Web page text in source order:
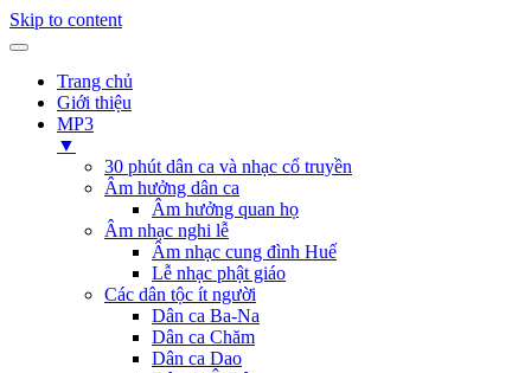
Skip to content
Trang chủ
Giới thiệu
MP3
▼
30 phút dân ca và nhạc cổ truyền
Âm hưởng dân ca
Âm hưởng quan họ
Âm nhạc nghi lễ
Âm nhạc cung đình Huế
Lễ nhạc phật giáo
Các dân tộc ít người
Dân ca Ba-Na
Dân ca Chăm
Dân ca Dao